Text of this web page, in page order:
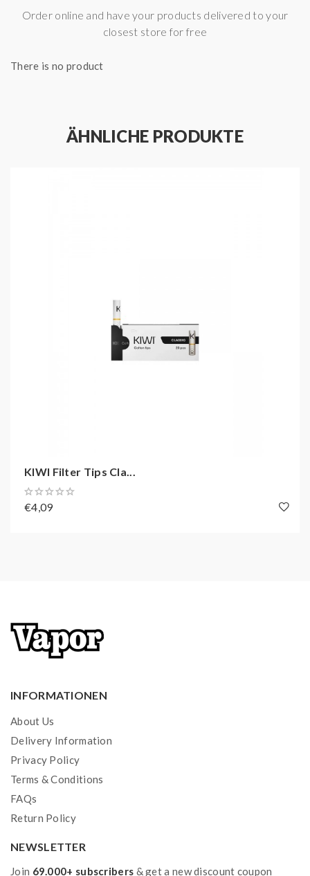
Order online and have your products delivered to your
closest store for free
There is no product
ÄHNLICHE PRODUKTE
KIWI Filter Tips Cla...
€4,09
INFORMATIONEN
About Us
Delivery Information
Privacy Policy
Terms & Conditions
FAQs
Return Policy
NEWSLETTER
Join 69.000+ subscribers & get a new discount coupon